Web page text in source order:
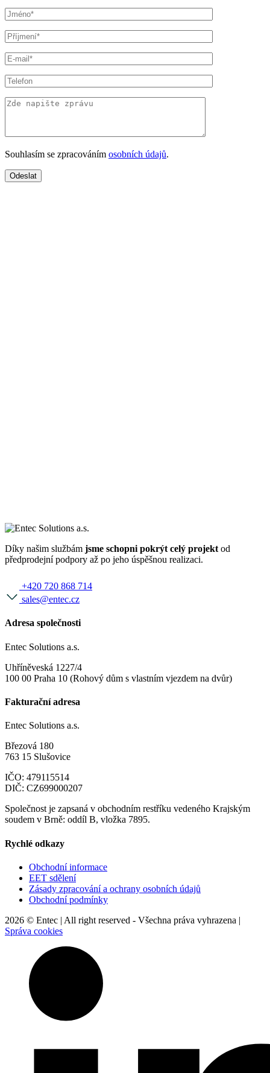
Souhlasím se zpracováním osobních údajů.
Díky našim službám jsme schopni pokrýt celý projekt od
předprodejní podpory až po jeho úspěšnou realizaci.
+420 720 868 714
sales@entec.cz
Adresa společnosti
Entec Solutions a.s.
Uhříněveská 1227/4
100 00 Praha 10 (Rohový dům s vlastním vjezdem na dvůr)
Fakturační adresa
Entec Solutions a.s.
Březová 180
763 15 Slušovice
IČO: 479115514
DIČ: CZ699000207
Společnost je zapsaná v obchodním restříku vedeného Krajským
soudem v Brně: oddíl B, vložka 7895.
Rychlé odkazy
Obchodní informace
EET sdělení
Zásady zpracování a ochrany osobních údajů
Obchodní podmínky
2026 © Entec | All right reserved - Všechna práva vyhrazena |
Správa cookies